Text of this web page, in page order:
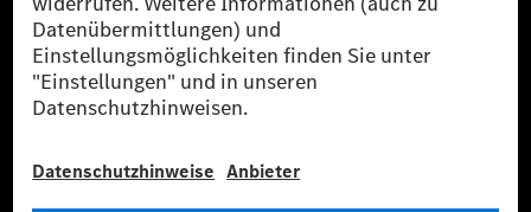
Mehr erfahren
Technische Support-Hotline Kontakt Standorte